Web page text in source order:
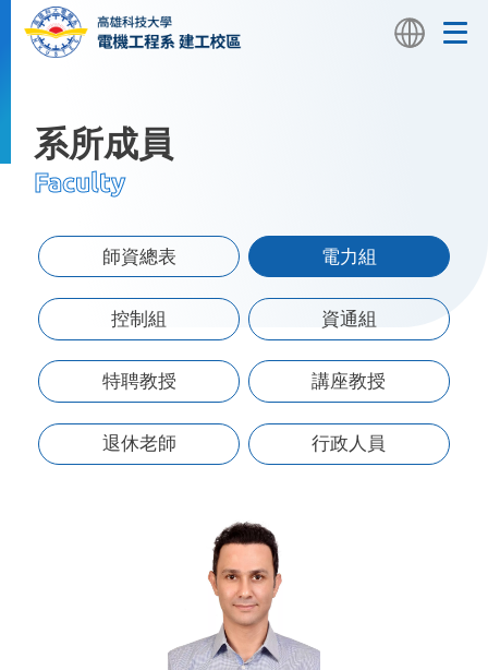
系所成員
Faculty
系所成員師資總表 電力組
控制組 資通組
特聘教授 講座教授
退休老師 行政人員